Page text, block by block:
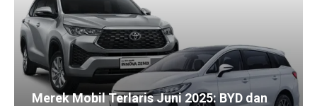
Merek Mobil Terlaris Juni 2025: BYD dan